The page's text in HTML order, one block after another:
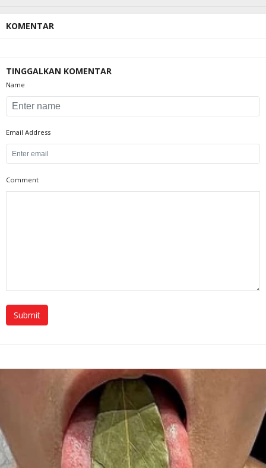
KOMENTAR
TINGGALKAN KOMENTAR
Name
Email Address
Comment